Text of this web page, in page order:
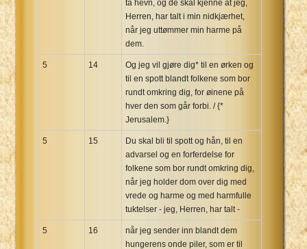
ta hevn, og de skal kjenne at jeg,
Herren, har talt i min nidkjærhet,
når jeg uttømmer min harme på
dem.
5 14
Og jeg vil gjøre dig* til en ørken og
til en spott blandt folkene som bor
rundt omkring dig, for øinene på
hver den som går forbi. / {*
Jerusalem.}
5 15
Du skal bli til spott og hån, til en
advarsel og en forferdelse for
folkene som bor rundt omkring dig,
når jeg holder dom over dig med
vrede og harme og med harmfulle
tuktelser - jeg, Herren, har talt -
5 16
når jeg sender inn blandt dem
hungerens onde piler, som er til